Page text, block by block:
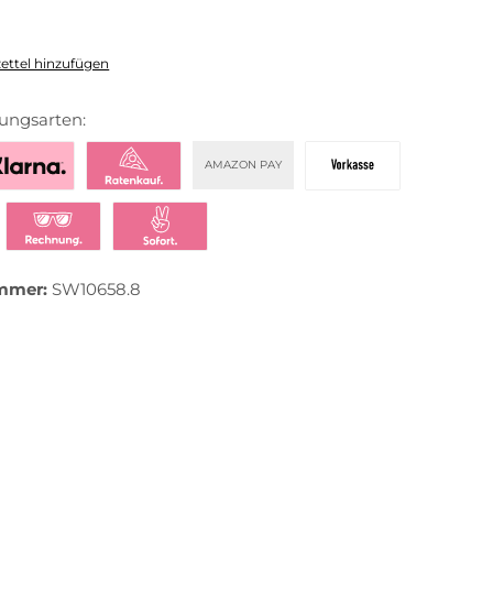
hinzufügen
AMAZON PAY
mit Klarna
Klarna Ratenkauf
SW10658.8